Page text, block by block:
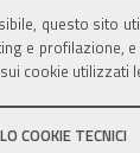
questo sito
e
cookie utilizzati
COOKIE TECNICI